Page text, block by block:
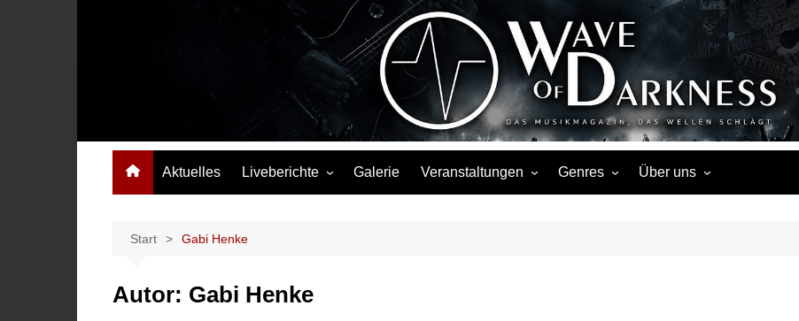
Wave of Darkness
Das Musikmagazin, das Wellen schlägt. Konzerte, Festivals, Events, Fotos, Termine, Interviews, Berichte, Musik
Aktuelles Liveberichte
Festivalberichte
Highlights
Galerie Veranstaltungen Genres Über uns
Start Gabi Henke
Autor: Gabi Henke